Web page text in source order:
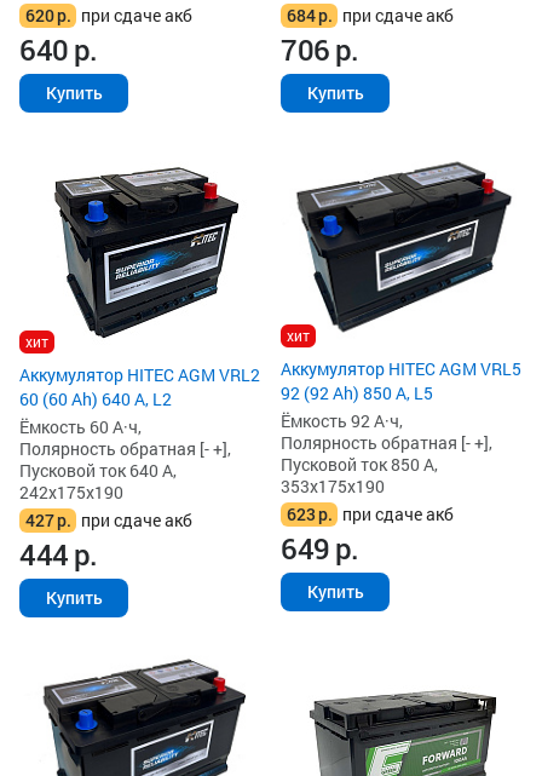
620р. при сдаче акб
640р.
Купить
684р. при сдаче акб
706р.
Купить
хит
Аккумулятор HITEC AGM VRL2
60 (60 Ah) 640 А, L2
Ёмкость 60 А·ч,
Полярность обратная [- +],
Пусковой ток 640 А,
242x175x190
427р. при сдаче акб
444р.
Купить
хит
Аккумулятор HITEC AGM VRL5
92 (92 Ah) 850 А, L5
Ёмкость 92 А·ч,
Полярность обратная [- +],
Пусковой ток 850 А,
353x175x190
623р. при сдаче акб
649р.
Купить